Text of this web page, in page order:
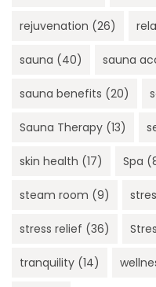
rejuvenation (26)
sauna (40) sauna
sauna benefits (20)
Sauna Therapy (13)
skin health (17) Spa
steam room (9)
stress relief (36)
tranquility (14)